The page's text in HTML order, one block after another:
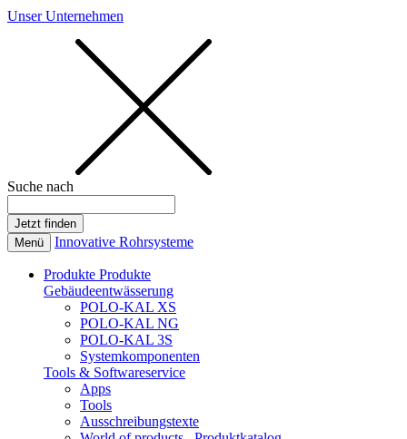
Unser Unternehmen
Suche nach
Menü Innovative Rohrsysteme
Produkte Produkte
Gebäudeentwässerung
POLO-KAL XS
POLO-KAL NG
POLO-KAL 3S
Systemkomponenten
Tools & Softwareservice
Apps
Tools
Ausschreibungstexte